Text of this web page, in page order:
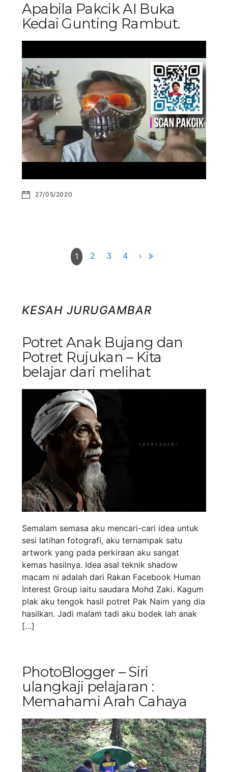
Apabila Pakcik AI Buka
Kedai Gunting Rambut.
27/05/2020
1 2 3 4 ›
KESAH JURUGAMBAR
Potret Anak Bujang dan
Potret Rujukan – Kita
belajar dari melihat
Semalam semasa aku mencari-cari idea untuk
sesi latihan fotografi, aku ternampak satu
artwork yang pada perkiraan aku sangat
kemas hasilnya. Idea asal teknik shadow
macam ni adalah dari Rakan Facebook Human
Interest Group iaitu saudara Mohd Zaki. Kagum
plak aku tengok hasil potret Pak Naim yang dia
hasilkan. Jadi malam tadi aku bodek lah anak
[…]
PhotoBlogger – Siri
ulangkaji pelajaran :
Memahami Arah Cahaya